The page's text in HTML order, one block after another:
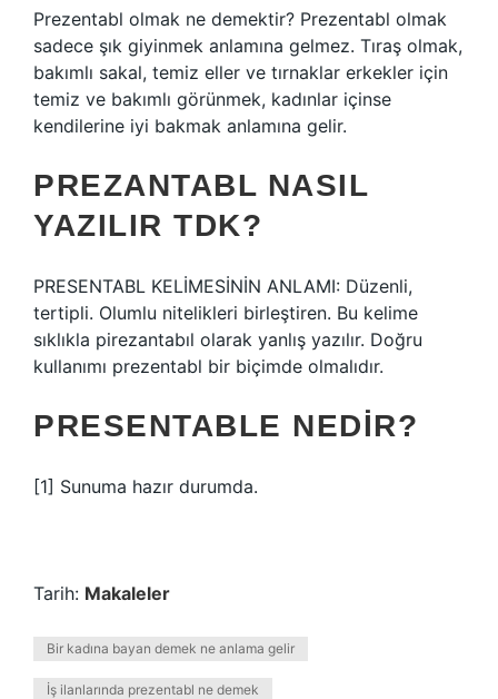
Prezentabl olmak ne demektir? Prezentabl olmak
sadece şık giyinmek anlamına gelmez. Tıraş olmak,
bakımlı sakal, temiz eller ve tırnaklar erkekler için
temiz ve bakımlı görünmek, kadınlar içinse
kendilerine iyi bakmak anlamına gelir.
PREZANTABL NASIL
YAZILIR TDK?
PRESENTABL KELİMESİNİN ANLAMI: Düzenli,
tertipli. Olumlu nitelikleri birleştiren. Bu kelime
sıklıkla pirezantabıl olarak yanlış yazılır. Doğru
kullanımı prezentabl bir biçimde olmalıdır.
PRESENTABLE NEDIR?
[1] Sunuma hazır durumda.
Tarih: Makaleler
Bir kadına bayan demek ne anlama gelir
İş ilanlarında prezentabl ne demek